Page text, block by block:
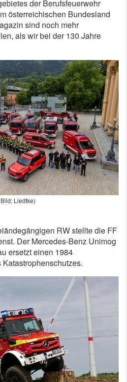
der Berufsfeuerwehr
österreichischen Bundesland
sind noch mehr
als wir bei der 130 Jahre
Liedtke)
RW stellte die FF
Der Mercedes-Benz Unimog
ersetzt einen 1984